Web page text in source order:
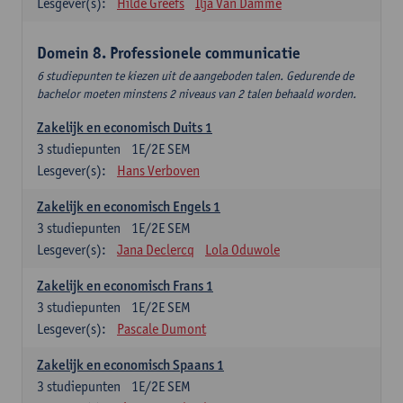
Domein 8. Professionele communicatie
6 studiepunten te kiezen uit de aangeboden talen. Gedurende de
bachelor moeten minstens 2 niveaus van 2 talen behaald worden.
Zakelijk en economisch Duits 1
1E/2E SEM
3 studiepunten
Lesgever(s):
Hans Verboven
Zakelijk en economisch Engels 1
1E/2E SEM
3 studiepunten
Lesgever(s):
Jana Declercq Lola Oduwole
Zakelijk en economisch Frans 1
1E/2E SEM
3 studiepunten
Lesgever(s):
Pascale Dumont
Zakelijk en economisch Spaans 1
1E/2E SEM
3 studiepunten